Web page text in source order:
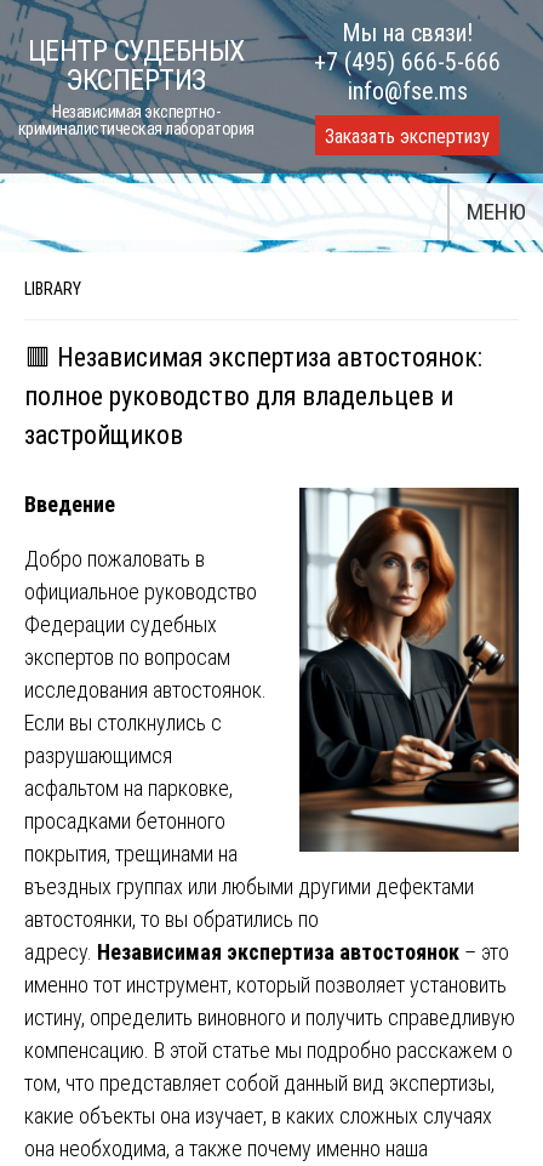
Skip
to
content
ЦЕНТР СУДЕБНЫХ
ЭКСПЕРТИЗ
Независимая экспертно-
криминалистическая лаборатория
Мы на связи!
+7 (495) 666-5-666
info@fse.ms
Заказать экспертизу
МЕНЮ
LIBRARY
🟥 Независимая экспертиза автостоянок:
полное руководство для владельцев и
застройщиков
Введение
Добро пожаловать в
официальное руководство
Федерации судебных
экспертов по вопросам
исследования автостоянок.
Если вы столкнулись с
разрушающимся
асфальтом на парковке,
просадками бетонного
покрытия, трещинами на
въездных группах или любыми другими дефектами
автостоянки, то вы обратились по
адресу. Независимая экспертиза автостоянок – это
именно тот инструмент, который позволяет установить
истину, определить виновного и получить справедливую
компенсацию. В этой статье мы подробно расскажем о
том, что представляет собой данный вид экспертизы,
какие объекты она изучает, в каких сложных случаях
она необходима, а также почему именно наша